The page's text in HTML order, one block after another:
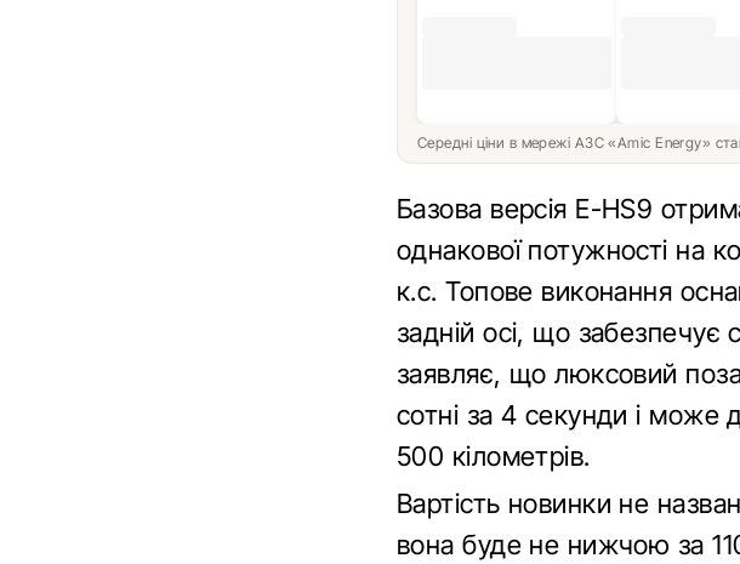
Середні ціни в мережі АЗС «Amic Energy»
Базова версія E-HS9
однакової потужності на
к.с. Топове виконання
задній осі, що забезпечує
заявляє, що люксовий
сотні за 4 секунди і може
500 кілометрів.
Вартість новинки не
вона буде не нижчою за